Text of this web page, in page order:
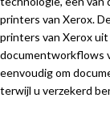
printers van Xerox.
printers van Xerox
documentworkflows
eenvoudig om
terwijl u verzekerd